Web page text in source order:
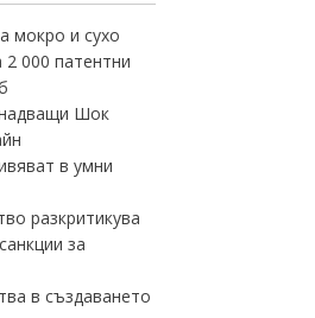
мокро и сухо
000 патентни
Шок
в умни
разкритикува
за
в създаването